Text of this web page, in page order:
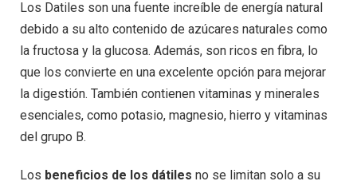
Los Datiles son una fuente increíble de energía natural
debido a su alto contenido de azúcares naturales como
la fructosa y la glucosa. Además, son ricos en fibra, lo
que los convierte en una excelente opción para mejorar
la digestión. También contienen vitaminas y minerales
esenciales, como potasio, magnesio, hierro y vitaminas
del grupo B.
Los beneficios de los dátiles no se limitan solo a su